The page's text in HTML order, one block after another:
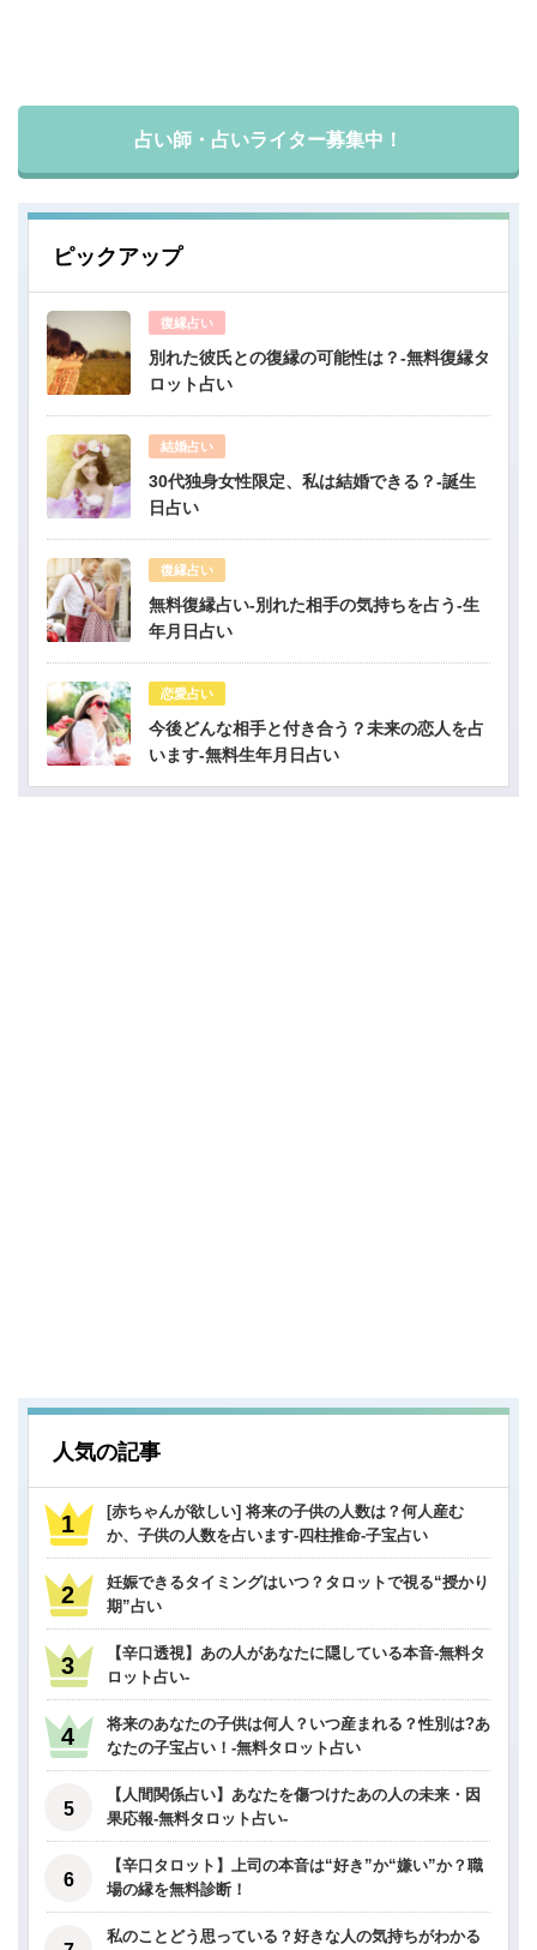
占い師・占いライター募集中！
ピックアップ
復縁占い
別れた彼氏との復縁の可能性は？-無料復縁タ
ロット占い
結婚占い
30代独身女性限定、私は結婚できる？-誕生
日占い
復縁占い
無料復縁占い-別れた相手の気持ちを占う-生
年月日占い
恋愛占い
今後どんな相手と付き合う？未来の恋人を占
います-無料生年月日占い
人気の記事
[赤ちゃんが欲しい] 将来の子供の人数は？何人産む
か、子供の人数を占います-四柱推命-子宝占い
妊娠できるタイミングはいつ？タロットで視る“授かり
期”占い
【辛口透視】あの人があなたに隠している本音-無料タ
ロット占い-
将来のあなたの子供は何人？いつ産まれる？性別は?あ
なたの子宝占い！-無料タロット占い
【人間関係占い】あなたを傷つけたあの人の未来・因
果応報-無料タロット占い-
【辛口タロット】上司の本音は“好き”か“嫌い”か？職
場の縁を無料診断！
私のことどう思っている？好きな人の気持ちがわかる